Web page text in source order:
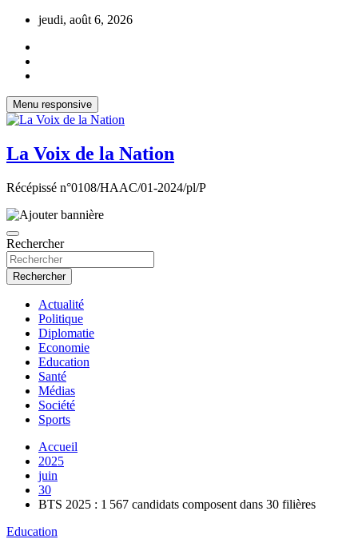
Aller
contenu
jeudi, août 6, 2026
Menu responsive
La Voix de la Nation
Récépissé n°0108/HAAC/01-2024/pl/P
Rechercher
Rechercher
Actualité
Politique
Diplomatie
Economie
Education
Santé
Médias
Société
Sports
Accueil
2025
juin
30
BTS 2025 : 1 567 candidats composent dans 30 filières
Education